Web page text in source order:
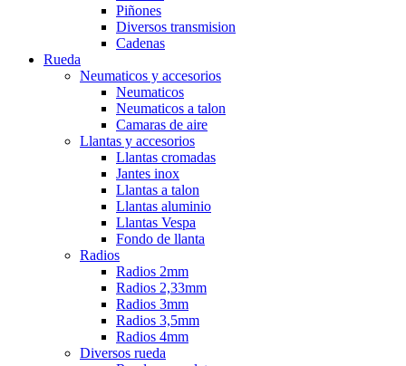
Piñones
Diversos transmision
Cadenas
Rueda
Neumaticos y accesorios
Neumaticos
Neumaticos a talon
Camaras de aire
Llantas y accesorios
Llantas cromadas
Jantes inox
Llantas a talon
Llantas aluminio
Llantas Vespa
Fondo de llanta
Radios
Radios 2mm
Radios 2,33mm
Radios 3mm
Radios 3,5mm
Radios 4mm
Diversos rueda